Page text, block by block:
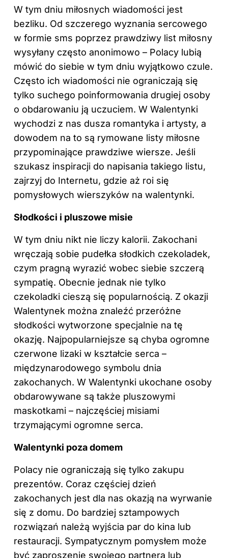
W tym dniu miłosnych wiadomości jest
bezliku. Od szczerego wyznania sercowego
w formie sms poprzez prawdziwy list miłosny
wysyłany często anonimowo – Polacy lubią
mówić do siebie w tym dniu wyjątkowo czule.
Często ich wiadomości nie ograniczają się
tylko suchego poinformowania drugiej osoby
o obdarowaniu ją uczuciem. W Walentynki
wychodzi z nas dusza romantyka i artysty, a
dowodem na to są rymowane listy miłosne
przypominające prawdziwe wiersze. Jeśli
szukasz inspiracji do napisania takiego listu,
zajrzyj do Internetu, gdzie aż roi się
pomysłowych wierszyków na walentynki.
Słodkości i pluszowe misie
W tym dniu nikt nie liczy kalorii. Zakochani
wręczają sobie pudełka słodkich czekoladek,
czym pragną wyrazić wobec siebie szczerą
sympatię. Obecnie jednak nie tylko
czekoladki cieszą się popularnością. Z okazji
Walentynek można znaleźć przeróżne
słodkości wytworzone specjalnie na tę
okazję. Najpopularniejsze są chyba ogromne
czerwone lizaki w kształcie serca –
międzynarodowego symbolu dnia
zakochanych. W Walentynki ukochane osoby
obdarowywane są także pluszowymi
maskotkami – najczęściej misiami
trzymającymi ogromne serca.
Walentynki poza domem
Polacy nie ograniczają się tylko zakupu
prezentów. Coraz częściej dzień
zakochanych jest dla nas okazją na wyrwanie
się z domu. Do bardziej sztampowych
rozwiązań należą wyjścia par do kina lub
restauracji. Sympatycznym pomysłem może
być zaproszenie swojego partnera lub